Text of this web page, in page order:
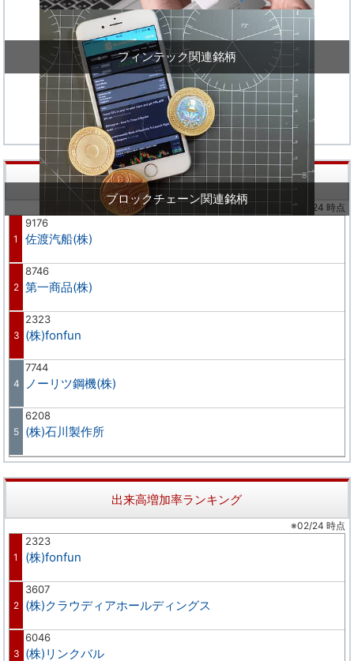
フィンテック関連銘柄
ブロックチェーン関連銘柄
株価値上り率ランキング
※02/24 時点
1
9176
佐渡汽船(株)
2
8746
第一商品(株)
3
2323
(株)fonfun
4
7744
ノーリツ鋼機(株)
5
6208
(株)石川製作所
出来高増加率ランキング
※02/24 時点
1
2323
(株)fonfun
2
3607
(株)クラウディアホールディングス
3
6046
(株)リンクバル